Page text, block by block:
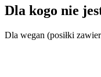
Dla kogo nie
Dla wegan (posiłki